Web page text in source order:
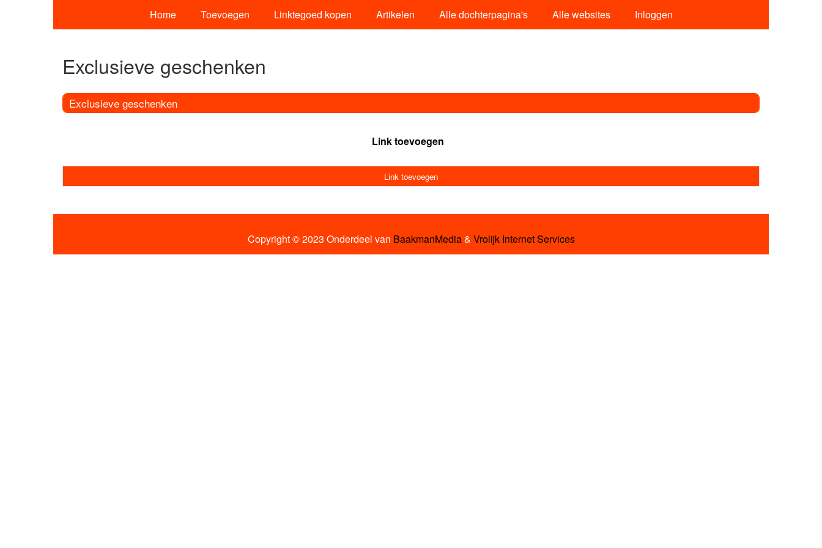
Home Toevoegen Linktegoed kopen Artikelen Alle dochterpagina's Alle websites Inloggen
Exclusieve geschenken
Exclusieve geschenken
Link toevoegen
Link toevoegen
Copyright © 2023 Onderdeel van BaakmanMedia& Vrolijk Internet Services